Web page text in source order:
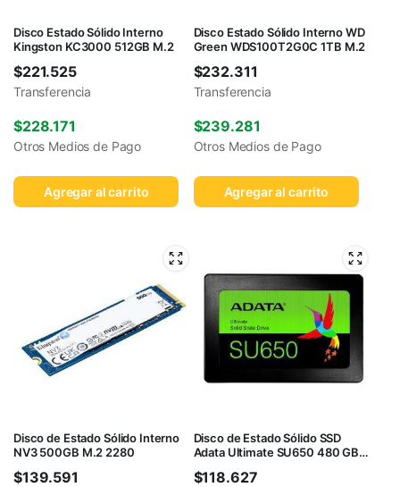
Disco Estado Sólido Interno
Kingston KC3000 512GB M.2
$221.525
Transferencia
$228.171
Otros Medios de Pago
Agregar al carrito
Disco Estado Sólido Interno WD
Green WDS100T2G0C 1TB M.2
$232.311
Transferencia
$239.281
Otros Medios de Pago
Agregar al carrito
Disco de Estado Sólido Interno
NV3 500GB M.2 2280
$139.591
Disco de Estado Sólido SSD
Adata Ultimate SU650 480 GB
$118.627